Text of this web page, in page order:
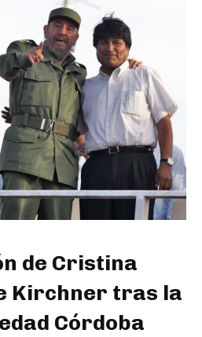
de Cristina
Kirchner tras la
Córdoba